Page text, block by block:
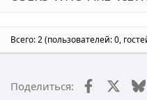
Всего: 2 (пользователей: 0,
Поделиться: Facebook
X